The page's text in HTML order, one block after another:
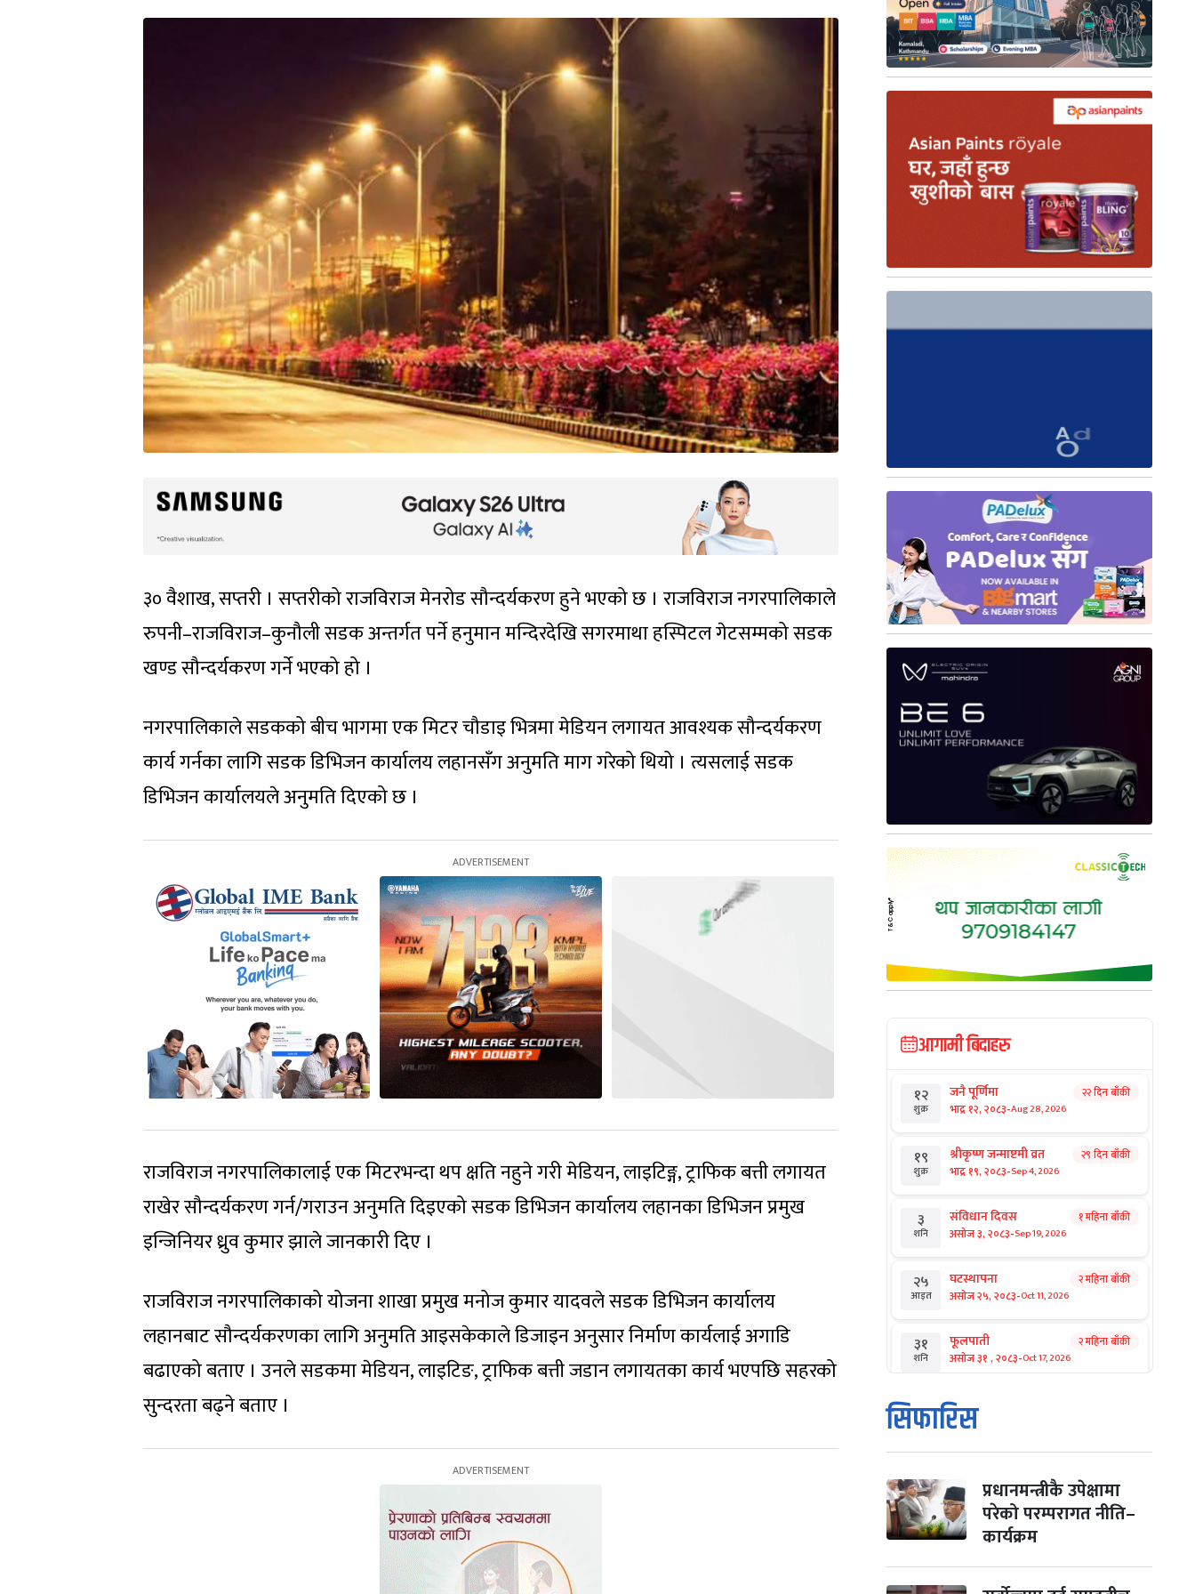
३० वैशाख, सप्तरी । सप्तरीको राजविराज मेनरोड सौन्दर्यकरण हुने भएको छ । राजविराज नगरपालिकाले
रुपनी–राजविराज–कुनौली सडक अन्तर्गत पर्ने हनुमान मन्दिरदेखि सगरमाथा हस्पिटल गेटसम्मको सडक
खण्ड सौन्दर्यकरण गर्ने भएको हो ।
नगरपालिकाले सडकको बीच भागमा एक मिटर चौडाइ भित्रमा मेडियन लगायत आवश्यक सौन्दर्यकरण
कार्य गर्नका लागि सडक डिभिजन कार्यालय लहानसँग अनुमति माग गरेको थियो । त्यसलाई सडक
डिभिजन कार्यालयले अनुमति दिएको छ ।
राजविराज नगरपालिकालाई एक मिटरभन्दा थप क्षति नहुने गरी मेडियन, लाइटिङ्ग, ट्राफिक बत्ती लगायत
राखेर सौन्दर्यकरण गर्न/गराउन अनुमति दिइएको सडक डिभिजन कार्यालय लहानका डिभिजन प्रमुख
इन्जिनियर ध्रुव कुमार झाले जानकारी दिए ।
राजविराज नगरपालिकाको योजना शाखा प्रमुख मनोज कुमार यादवले सडक डिभिजन कार्यालय
लहानबाट सौन्दर्यकरणका लागि अनुमति आइसकेकाले डिजाइन अनुसार निर्माण कार्यलाई अगाडि
बढाएको बताए । उनले सडकमा मेडियन, लाइटिङ, ट्राफिक बत्ती जडान लगायतका कार्य भएपछि सहरको
सुन्दरता बढ्ने बताए ।
आगामी बिदाहरु
१२
शुक्र
जनै पूर्णिमा
भाद्र १२, २०८३-Aug 28, 2026
२२ दिन बाँकी
१९
शुक्र
श्रीकृष्ण जन्माष्टमी व्रत
भाद्र १९, २०८३-Sep 4, 2026
२९ दिन बाँकी
३
शनि
संविधान दिवस
असोज ३, २०८३-Sep 19, 2026
१ महिना बाँकी
२५
आइत
घटस्थापना
असोज २५, २०८३-Oct 11, 2026
२ महिना बाँकी
३१
शनि
फूलपाती
असोज ३१ , २०८३-Oct 17, 2026
२ महिना बाँकी
१
आइत
कार्तिक सङ्क्रान्ति
कार्तिक १, २०८३
मंगल कार्तिक ३, २०८३-Oct 20, 2026
४
बुध
विजयादशमी
कार्तिक ४, २०८३-Oct 21, 2026
पापा‌ङ्कुशा एकादशी व्रत २ महिना बाँकी
सिफारिस
प्रधानमन्त्रीकै उपेक्षामा
परेको परम्परागत नीति–
कार्यक्रम